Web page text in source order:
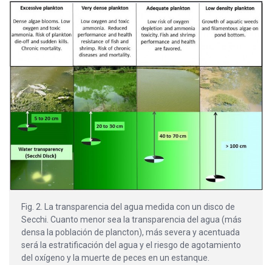
Fig. 2. La transparencia del agua medida con un disco de
Secchi. Cuanto menor sea la transparencia del agua (más
densa la población de plancton), más severa y acentuada
será la estratificación del agua y el riesgo de agotamiento
del oxígeno y la muerte de peces en un estanque.